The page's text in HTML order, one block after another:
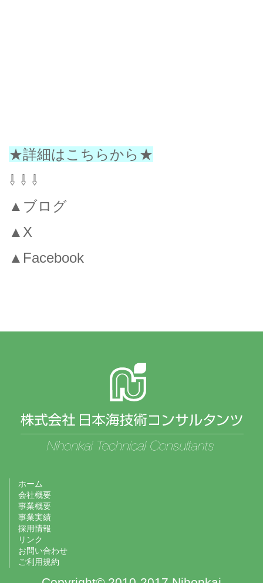
★詳細はこちらから★
⇩ ⇩ ⇩
▲ブログ
▲X
▲Facebook
ホーム
会社概要
事業概要
事業実績
採用情報
リンク
お問い合わせ
ご利用規約